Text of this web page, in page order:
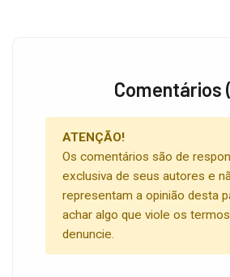
Comentários
ATENÇÃO!
Os comentários são de
exclusiva de seus autores e
representam a opinião desta
achar algo que viole os
denuncie.